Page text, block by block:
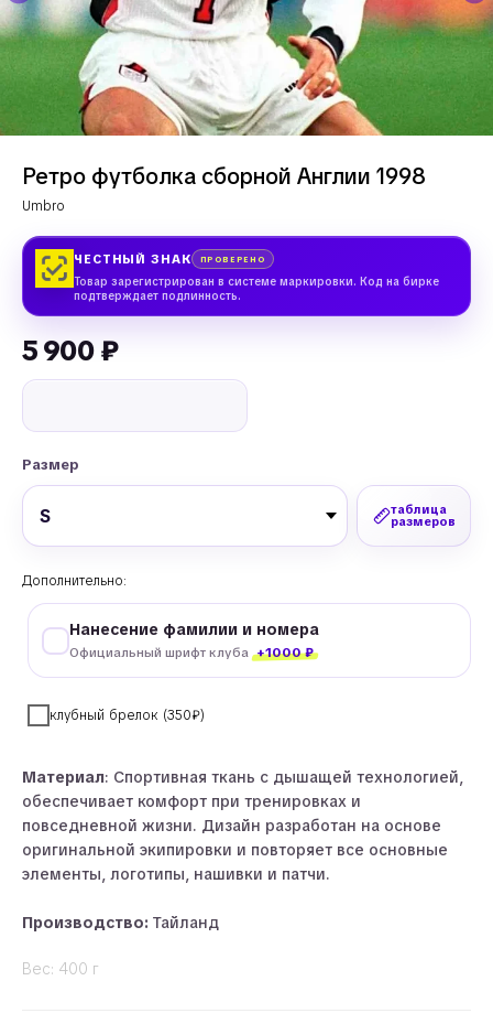
Ретро футболка сборной Англии 1998
Umbro
ЧЕСТНЫЙ ЗНАК ПРОВЕРЕНО
Товар зарегистрирован в системе маркировки. Код на бирке
подтверждает подлинность.
5 900 ₽
Размер
таблица
размеров
Дополнительно:
Нанесение фамилии и номера
Официальный шрифт клуба +1000 ₽
клубный брелок (350₽)
Материал: Спортивная ткань с дышащей технологией,
обеспечивает комфорт при тренировках и
повседневной жизни. Дизайн разработан на основе
оригинальной экипировки и повторяет все основные
элементы, логотипы, нашивки и патчи.
Производство: Тайланд
Вес: 400 г